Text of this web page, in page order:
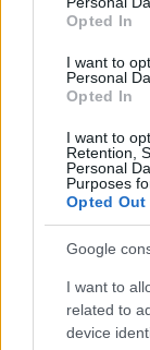
Opted In
I want to
Personal
Opted In
I want to
Retention,
Personal
Purposes
Opted Out
Google
I want to
related to
device